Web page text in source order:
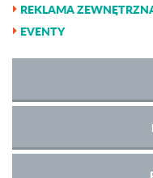
REKLAMA
EVENTY